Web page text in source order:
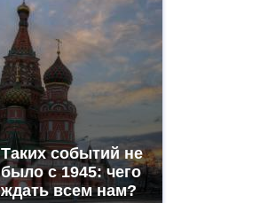
Таких событий не
было с 1945: чего
ждать всем нам?